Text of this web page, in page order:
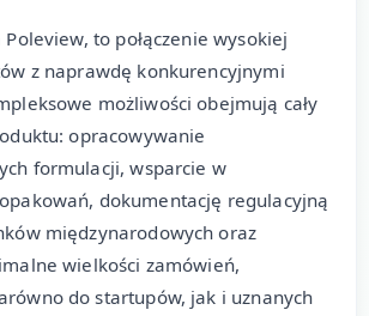
to połączenie wysokiej
z naprawdę konkurencyjnymi
możliwości obejmują cały
opracowywanie
formulacji, wsparcie w
dokumentację regulacyjną
międzynarodowych oraz
wielkości zamówień,
do startupów, jak i uznanych